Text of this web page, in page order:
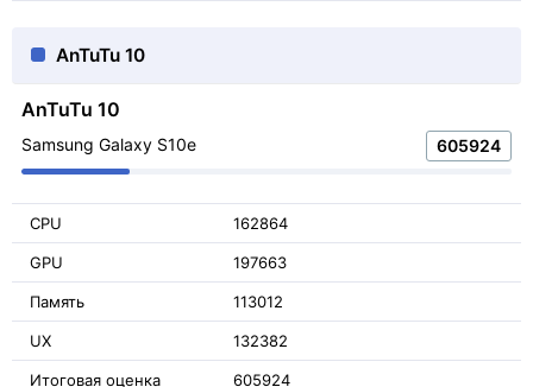
AnTuTu 10
AnTuTu 10
Samsung Galaxy S10e 605924
CPU 162864
GPU 197663
Память 113012
UX 132382
Итоговая оценка 605924